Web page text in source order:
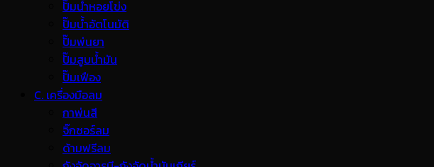
ปั๊มน้ำหอยโข่ง
ปั๊มน้ำอัตโนมัติ
ปั๊มพ่นยา
ปั๊มสูบน้ำมัน
ปั๊มเฟือง
C. เครื่องมือลม
กาพ่นสี
จิ๊กซอร์ลม
ด้ามฟรีลม